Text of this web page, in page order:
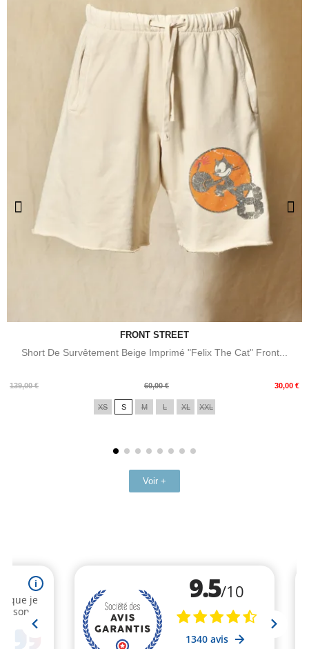
FRONT STREET
Short De Survêtement Beige Imprimé "Felix The Cat" Front...
139,00 €
Prix
60,00 € 30,00 €
Prix
XS S M L XL XXL
Voir +